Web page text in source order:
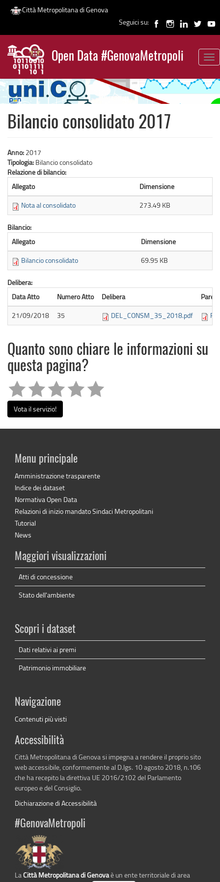
Salta
contenuto
principale
Città Metropolitana di Genova
Seguici su:
Open Data #GenovaMetropoli
News
Bilancio consolidato 2017
Anno: 2017
Tipologia: Bilancio consolidato
Relazione di bilancio:
Allegato
Dimensione
Nota al consolidato
273.49 KB
Bilancio:
Allegato
Dimensione
Bilancio consolidato
69.95 KB
Delibera:
Data Atto
Numero Atto Delibera
21/09/2018
35 DEL_CONSM_35_2018.pdf
Quanto sono chiare le informazioni su
questa pagina?
Vota il servizio!
Menu principale
Amministrazione trasparente
Indice dei dataset
Normativa Open Data
Relazioni di inizio mandato Sindaci Metropolitani
Tutorial
News
Maggiori visualizzazioni
Atti di concessione
Stato dell'ambiente
Scopri i dataset
Dati relativi ai premi
Patrimonio immobiliare
Navigazione
Contenuti più visti
Accessibilità
Città Metropolitana di Genova si impegna a rendere il proprio sito
web accessibile, conformemente al D.lgs. 10 agosto 2018, n.106
che ha recepito la direttiva UE 2016/2102 del Parlamento
europeo e del Consiglio.
Dichiarazione di Accessibilità
#GenovaMetropoli
LaCittà Metropolitana di Genovaè un ente territoriale di area